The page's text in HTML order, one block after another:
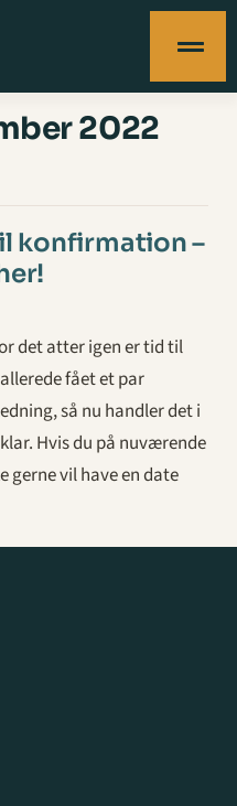
2022
konfirmation –
det atter igen er tid til
fået et par
så nu handler det i
Hvis du på nuværende
gerne vil have en date